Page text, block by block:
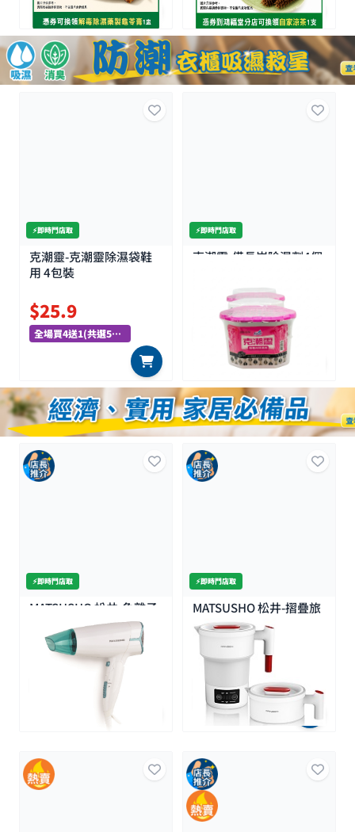
⚡️即時門店取
克潮靈-克潮靈除濕袋鞋
用 4包裝
$25.9
全場買4送1(共選5件商品)
⚡️即時門店取
克潮靈-備長炭除濕劑4個
$29.9
全場買4送1(共選5件商品)
⚡️即時門店取
MATSUSHO 松井-負離子
護髮風筒1600W
$179.0
⚡️即時門店取
MATSUSHO 松井-摺疊旅
行電熱水壺-600ML
$120.0 $199.0
特價
全場買4送1(共選5件商品)